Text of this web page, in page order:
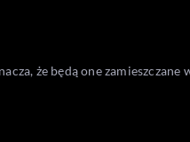
że będą one